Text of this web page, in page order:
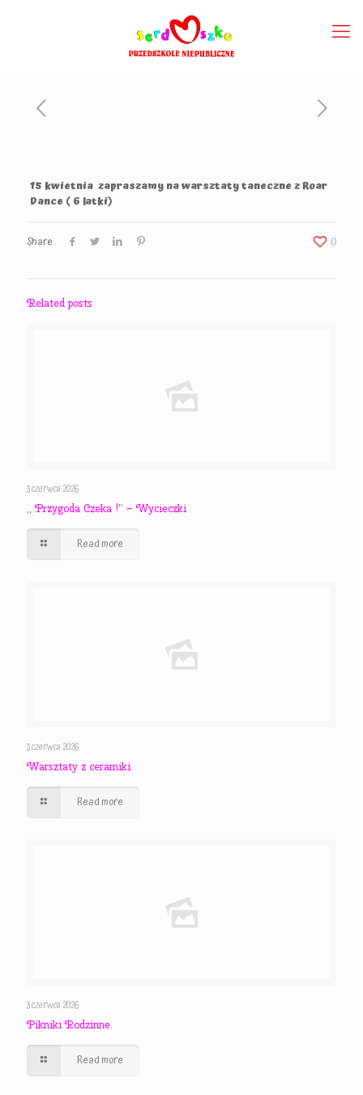
15 kwietnia zapraszamy na warsztaty taneczne z Roar
Dance ( 6 latki)
Share 0
Related posts
3 czerwca 2026
,, Przygoda Czeka !” – Wycieczki
Read more
3 czerwca 2026
Warsztaty z ceramiki.
Read more
3 czerwca 2026
Pikniki Rodzinne.
Read more